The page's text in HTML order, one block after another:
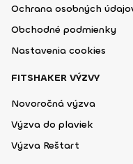
Ochrana osobných
Obchodné podmienky
Nastavenia cookies
FITSHAKER VÝZVY
Novoročná výzva
Výzva do plaviek
Výzva Reštart